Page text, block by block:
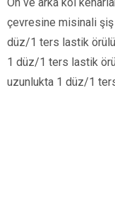
çevresine misinali şiş
düz/1 ters lastik
1 düz/1 ters lastik
uzunlukta 1 düz/1